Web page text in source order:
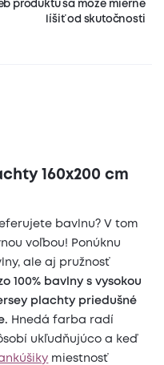
produktu sa môže mierne
líšiť od skutočnosti
160x200 cm
bavlnu? V tom
voľbou! Ponúknu
ale aj pružnosť
100% bavlny s vysokou
plachty priedušné
Hnedá farba radí
ukľudňujúco a keď
miestnosť